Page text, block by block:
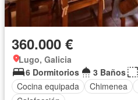
360.000 €
Lugo, Galicia
6 Dormitorios
3 Baños
Cocina equipada
Chimenea